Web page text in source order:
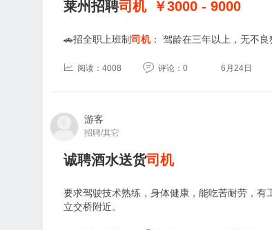
莱州招聘司机 ￥3000 - 9000
🚗招全职上班制司机： 驾龄在三年以上，无不
阅读：4008 评论：0 6月24日
游客
招聘/其它
诚聘酒水送货司机
要求驾驶技术熟练，身体健康，能吃苦耐劳，
立交桥附近。